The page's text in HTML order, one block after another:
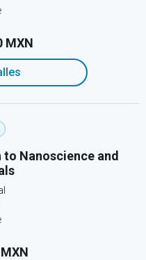
MXN
Nanoscience and